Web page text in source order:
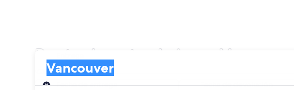
Renta de autos Lujo en Vancouver
Vancouver
Entrega
Fecha de entrega
Fecha de devolución